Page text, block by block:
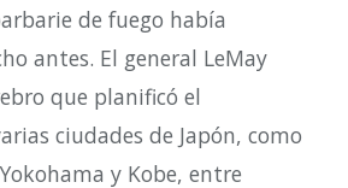
de fuego había
antes. El general LeMay
que planificó el
ciudades de Japón, como
y Kobe, entre